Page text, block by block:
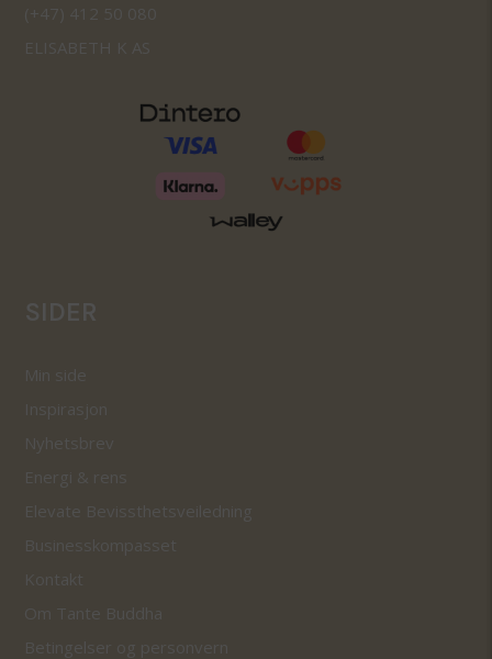
(+47) 412 50 080
ELISABETH K AS
SIDER
Min side
Inspirasjon
Nyhetsbrev
Energi & rens
Elevate Bevissthetsveiledning
Businesskompasset
Kontakt
Om Tante Buddha
Betingelser og personvern